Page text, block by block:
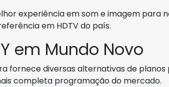
experiência em som e imagem para
em HDTV do país.
em Mundo Novo
fornece diversas alternativas de
completa programação do mercado.